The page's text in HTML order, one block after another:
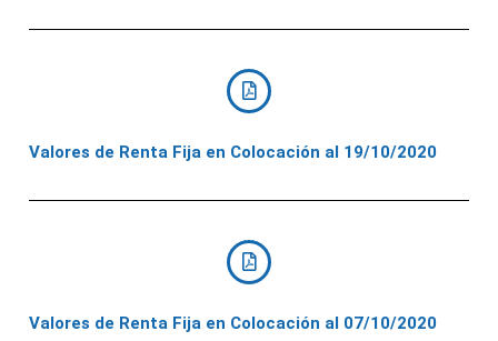
Valores de Renta Fija en Colocación al 19/10/2020
Valores de Renta Fija en Colocación al 07/10/2020